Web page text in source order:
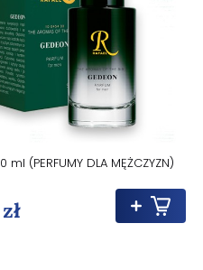
ml (PERFUMY DLA MĘŻCZYZN)